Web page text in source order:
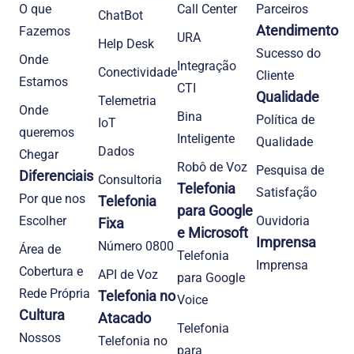
O que
Fazemos
Onde
Estamos
Onde
queremos
Chegar
Diferenciais
Por que nos
Escolher
Área de
Cobertura e
Rede Própria
Cultura
Nossos
ChatBot
Help Desk
Conectividade
Telemetria
IoT
Dados
Consultoria
Telefonia
Fixa
Número 0800
API de Voz
Telefonia no
Atacado
Telefonia no
Call Center
URA
Integração
CTI
Bina
Inteligente
Robô de Voz
Telefonia
para Google
e Microsoft
Telefonia
para Google
Voice
Telefonia
para
Parceiros
Atendimento
Sucesso do
Cliente
Qualidade
Política de
Qualidade
Pesquisa de
Satisfação
Ouvidoria
Imprensa
Imprensa